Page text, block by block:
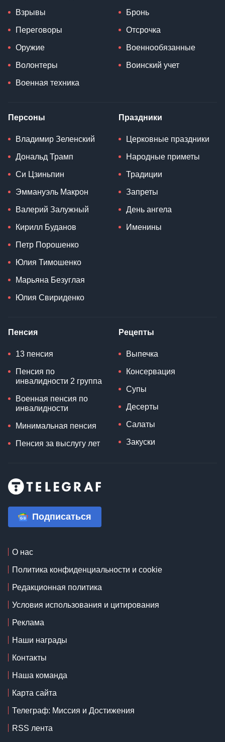
Взрывы
Переговоры
Оружие
Волонтеры
Военная техника
Бронь
Отсрочка
Военнообязанные
Воинский учет
Персоны
Владимир Зеленский
Дональд Трамп
Си Цзиньпин
Эммануэль Макрон
Валерий Залужный
Кирилл Буданов
Петр Порошенко
Юлия Тимошенко
Марьяна Безуглая
Юлия Свириденко
Праздники
Церковные праздники
Народные приметы
Традиции
Запреты
День ангела
Именины
Пенсия
13 пенсия
Пенсия по
инвалидности 2 группа
Военная пенсия по
инвалидности
Минимальная пенсия
Пенсия за выслугу лет
Рецепты
Выпечка
Консервация
Супы
Десерты
Салаты
Закуски
Подписаться
О нас
Политика конфиденциальности и cookie
Редакционная политика
Условия использования и цитирования
Реклама
Наши награды
Контакты
Наша команда
Карта сайта
Телеграф: Миссия и Достижения
RSS лента